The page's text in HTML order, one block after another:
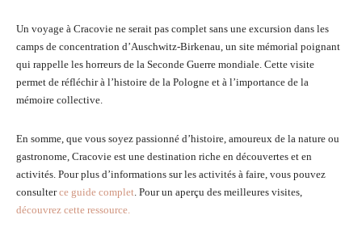
Un voyage à Cracovie ne serait pas complet sans une excursion dans les
camps de concentration d’Auschwitz-Birkenau, un site mémorial poignant
qui rappelle les horreurs de la Seconde Guerre mondiale. Cette visite
permet de réfléchir à l’histoire de la Pologne et à l’importance de la
mémoire collective.
En somme, que vous soyez passionné d’histoire, amoureux de la nature ou
gastronome, Cracovie est une destination riche en découvertes et en
activités. Pour plus d’informations sur les activités à faire, vous pouvez
consulterce guide complet. Pour un aperçu des meilleures visites,
découvrez cette ressource.